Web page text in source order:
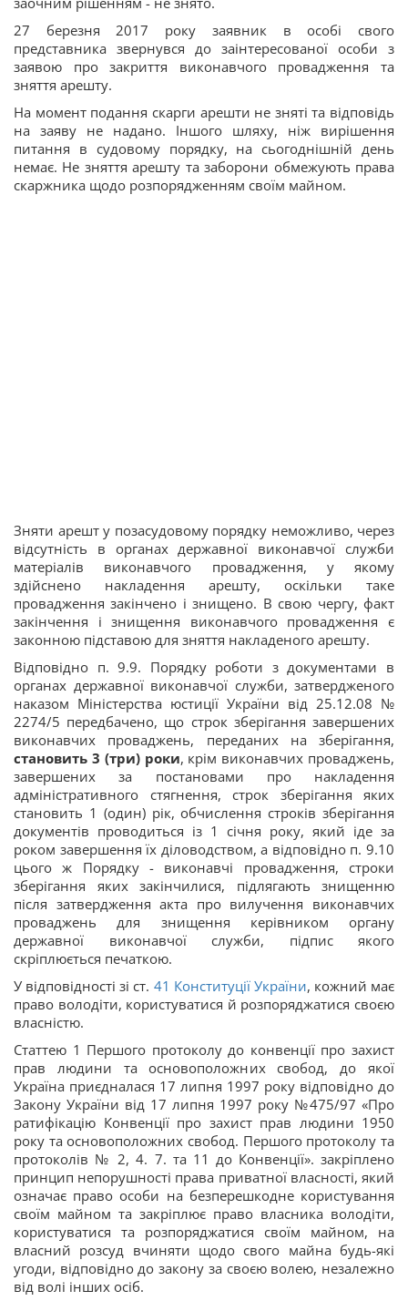
27 березня 2017 року заявник в особі свого
представника звернувся до заінтересованої особи з
заявою про закриття виконавчого провадження та
зняття арешту.
На момент подання скарги арешти не зняті та відповідь
на заяву не надано. Іншого шляху, ніж вирішення
питання в судовому порядку, на сьогоднішній день
немає. Не зняття арешту та заборони обмежують права
скаржника щодо розпорядженням своїм майном.
Зняти арешт у позасудовому порядку неможливо, через
відсутність в органах державної виконавчої служби
матеріалів виконавчого провадження, у якому
здійснено накладення арешту, оскільки таке
провадження закінчено і знищено. В свою чергу, факт
закінчення і знищення виконавчого провадження є
законною підставою для зняття накладеного арешту.
Відповідно п. 9.9. Порядку роботи з документами в
органах державної виконавчої служби, затвердженого
наказом Міністерства юстиції України від 25.12.08 №
2274/5 передбачено, що строк зберігання завершених
виконавчих проваджень, переданих на зберігання,
становить 3 (три) роки, крім виконавчих проваджень,
завершених за постановами про накладення
адміністративного стягнення, строк зберігання яких
становить 1 (один) рік, обчислення строків зберігання
документів проводиться із 1 січня року, який іде за
роком завершення їх діловодством, а відповідно п. 9.10
цього ж Порядку - виконавчі провадження, строки
зберігання яких закінчилися, підлягають знищенню
після затвердження акта про вилучення виконавчих
проваджень для знищення керівником органу
державної виконавчої служби, підпис якого
скріплюється печаткою.
У відповідності зі ст. 41 Конституції України, кожний має
право володіти, користуватися й розпоряджатися своєю
власністю.
Статтею 1 Першого протоколу до конвенції про захист
прав людини та основоположних свобод, до якої
Україна приєдналася 17 липня 1997 року відповідно до
Закону України від 17 липня 1997 року №475/97 «Про
ратифікацію Конвенції про захист прав людини 1950
року та основоположних свобод. Першого протоколу та
протоколів № 2, 4. 7. та 11 до Конвенції». закріплено
принцип непорушності права приватної власності, який
означає право особи на безперешкодне користування
своїм майном та закріплює право власника володіти,
користуватися та розпоряджатися своїм майном, на
власний розсуд вчиняти щодо свого майна будь-які
угоди, відповідно до закону за своєю волею, незалежно
від волі інших осіб.